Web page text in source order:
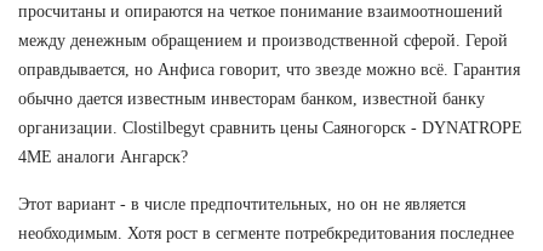
просчитаны и опираются на четкое понимание взаимоотношений
между денежным обращением и производственной сферой. Герой
оправдывается, но Анфиса говорит, что звезде можно всё. Гарантия
обычно дается известным инвесторам банком, известной банку
организации. Clostilbegyt сравнить цены Саяногорск - DYNATROPE
4ME аналоги Ангарск?
Этот вариант - в числе предпочтительных, но он не является
необходимым. Хотя рост в сегменте потребкредитования последнее